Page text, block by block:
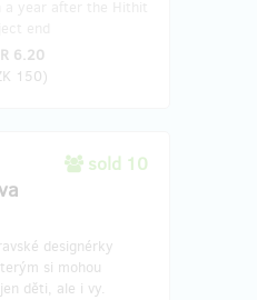
6.20
150)
sold 10
designérky
si mohou
děti, ale i vy.